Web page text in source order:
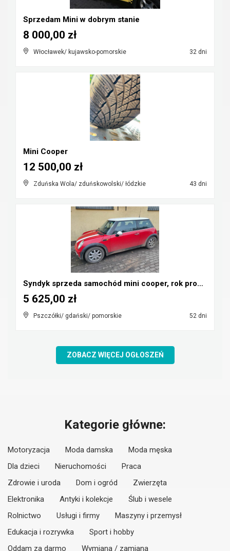
Sprzedam Mini w dobrym stanie
Włocławek/ kujawsko-pomorskie 32 dni
8 000,00 zł
Mini Cooper
Zduńska Wola/ zduńskowolski/ łódzkie 43 dni
12 500,00 zł
Syndyk sprzeda samochód mini cooper, rok prod. 200...
Pszczółki/ gdański/ pomorskie 52 dni
5 625,00 zł
ZOBACZ WIĘCEJ OGŁOSZEŃ
Kategorie główne:
Motoryzacja Moda damska
Moda męska
Dla dzieci
Nieruchomości
Praca
Zdrowie i uroda
Dom i ogród
Zwierzęta
Elektronika
Antyki i kolekcje
Ślub i wesele
Rolnictwo
Usługi i firmy
Maszyny i przemysł
Edukacja i rozrywka
Sport i hobby
Oddam za darmo
Wymiana / zamiana